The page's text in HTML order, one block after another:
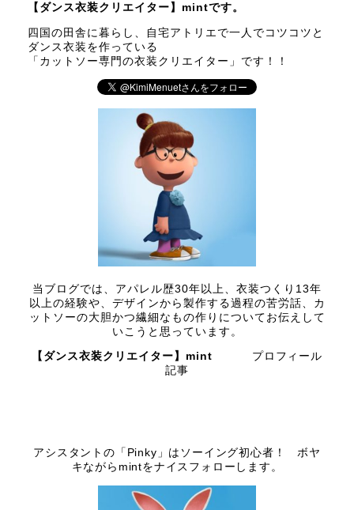
【ダンス衣装クリエイター】mintです。
四国の田舎に暮らし、自宅アトリエで一人でコツコツと
ダンス衣装を作っている
「カットソー専門の衣装クリエイター」です！！
当ブログでは、アパレル歴30年以上、衣装つくり13年
以上の経験や、デザインから製作する過程の苦労話、カ
ットソーの大胆かつ繊細なもの作りについてお伝えして
いこうと思っています。
【ダンス衣装クリエイター】mint プロフィール
記事
アシスタントの「Pinky」はソーイング初心者！ ボヤ
キながらmintをナイスフォローします。